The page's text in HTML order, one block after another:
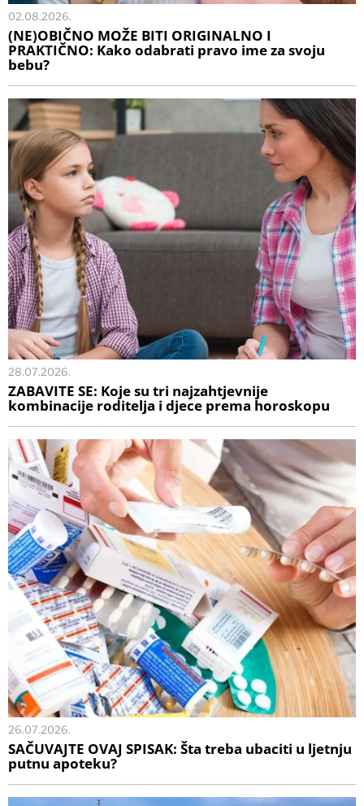
02.08.2026.
(NE)OBIČNO MOŽE BITI ORIGINALNO I
PRAKTIČNO: Kako odabrati pravo ime za svoju
bebu?
28.07.2026.
ZABAVITE SE: Koje su tri najzahtjevnije
kombinacije roditelja i djece prema horoskopu
26.07.2026.
SAČUVAJTE OVAJ SPISAK: Šta treba ubaciti u ljetnju
putnu apoteku?